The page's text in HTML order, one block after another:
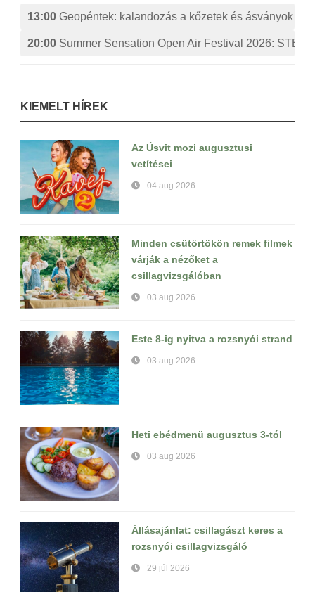
13:00 Geopéntek: kalandozás a kőzetek és ásványok
20:00 Summer Sensation Open Air Festival 2026:
KIEMELT HÍREK
Az Úsvit mozi augusztusi
vetítései
04 aug 2026
Minden csütörtökön remek filmek
várják a nézőket a
csillagvizsgálóban
03 aug 2026
Este 8-ig nyitva a rozsnyói strand
03 aug 2026
Heti ebédmenü augusztus 3-tól
03 aug 2026
Állásajánlat: csillagászt keres a
rozsnyói csillagvizsgáló
29 júl 2026